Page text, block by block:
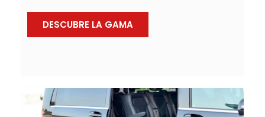
DESCUBRE LA GAMA